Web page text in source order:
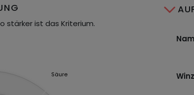
stärker ist das Kriterium.
Säure